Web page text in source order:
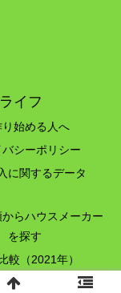
イフ
り始める人へ
バシーポリシー
に関するデータ
らハウスメーカー
を探す
較（2021年）
イフ.